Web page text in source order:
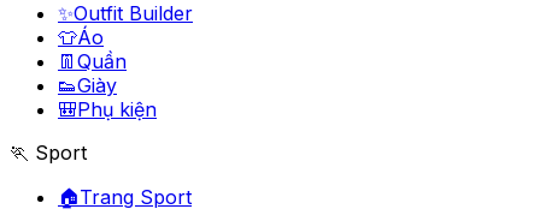
✨Outfit Builder
👕Áo
👖 Quần
👟Giày
🎒Phụ kiện
🏃 Sport
🏠Trang Sport